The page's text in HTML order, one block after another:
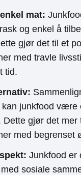
mat:
og enkel å
gjør det til et
med travle
tid.
kan junkfood være
Dette gjør det mer
med begrenset
Junkfood er
sosiale